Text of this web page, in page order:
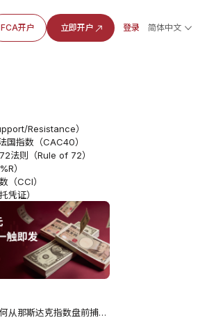
FCA开户 立即开户 登录 简体中文
Resistance）
国指数（CAC40）
72法则（Rule of 72）
）
（CCI）
凭证）
盘前洞察：如何从那斯达克指数盘前捕捉市场节奏？